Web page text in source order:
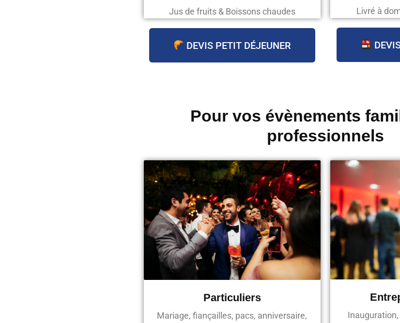
Jus de fruits & Boissons chaudes
DEVIS PETIT DÉJEUNER
Livré à
Pour vos évènements
professionnels
Particuliers
Mariage, fiançailles, pacs, anniversaire,